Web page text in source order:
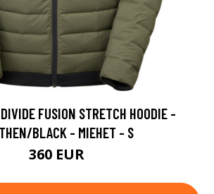
FUSION STRETCH HOODIE -
BLACK - MIEHET - S
360 EUR